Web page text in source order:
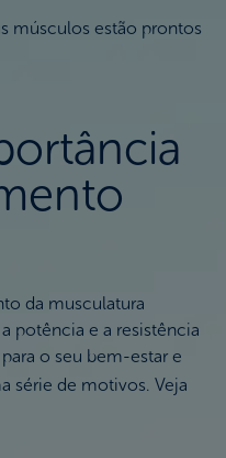
músculos estão prontos
da musculatura
potência e a resistência
o seu bem-estar e
série de motivos. Veja